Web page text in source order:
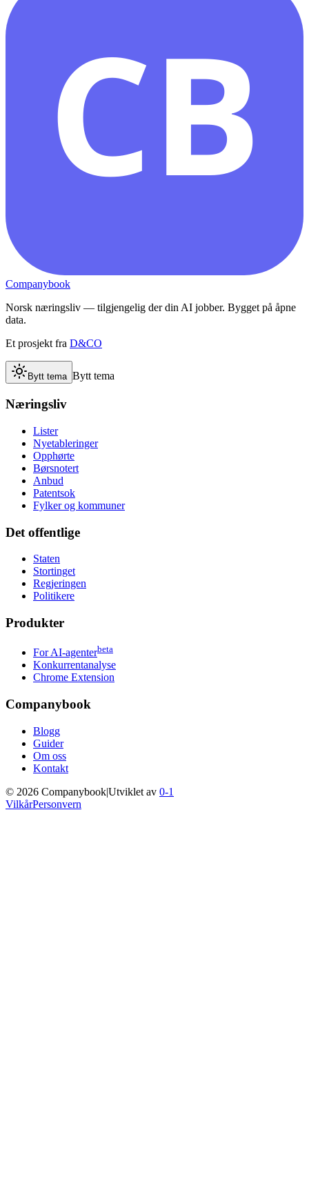
CB
Companybook
Norsk næringsliv — tilgjengelig der din AI jobber. Bygget på åpne
data.
Et prosjekt fra D&CO
Bytt tema Bytt tema
Næringsliv
Lister
Nyetableringer
Opphørte
Børsnotert
Anbud
Patentsok
Fylker og kommuner
Det offentlige
Staten
Stortinget
Regjeringen
Politikere
Produkter
For AI-agenterbeta
Konkurrentanalyse
Chrome Extension
Companybook
Blogg
Guider
Om oss
Kontakt
© 2026 Companybook|Utviklet av 0-1
VilkårPersonvern